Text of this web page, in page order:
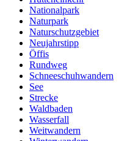
Nationalpark
Naturpark
Naturschutzgebiet
Neujahrstipp
Öffis
Rundweg
Schneeschuhwandern
See
Strecke
Waldbaden
Wasserfall
Weitwandern